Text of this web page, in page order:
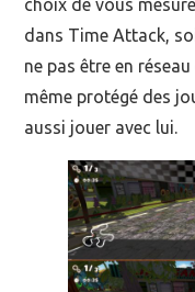
choix de vous
dans Time Attack,
ne pas être en
même protégé des
aussi jouer avec lui.